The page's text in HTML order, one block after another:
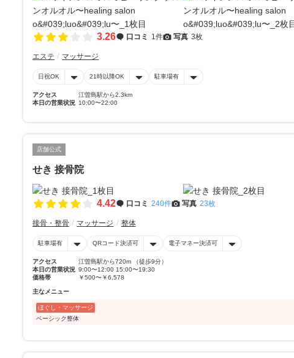
3.26 口コミ 1件 写真 3枚
エステ マッサージ
日祝OK 21時以降OK 駐車場有
アクセス
江曽島駅から2.3km
本日の営業状況 10:00〜22:00
店舗公式
せき 接骨院
4.42 口コミ 240件 写真 23枚
接骨・整骨 マッサージ 整体
駐車場有 QRコード決済可 電子マネー決済可
アクセス
江曽島駅から720m （徒歩9分）
本日の営業状況 9:00〜12:00 15:00〜19:30
価格帯
￥500〜￥6,578
主なメニュー
ほぐし・マッサージ
ベーシック整体